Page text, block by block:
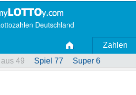
Deutschland
Zahlen
aus 49
Spiel 77 Super 6